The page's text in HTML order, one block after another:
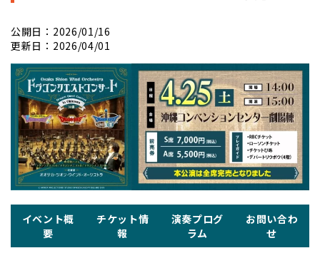
公開日：2026/01/16
更新日：2026/04/01
イベント概
要
チケット情
報
演奏プログ
ラム
お問い合わ
せ